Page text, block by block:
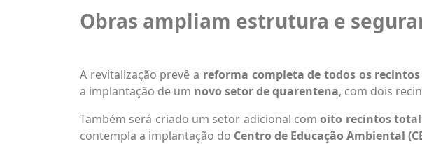
Obras ampliam estrutura e
A revitalização prevê a reforma completa de todos os
a implantação de um novo setor de quarentena, com dois
Também será criado um setor adicional comoito recintos
contempla a implantação do Centro de Educação Ambiental